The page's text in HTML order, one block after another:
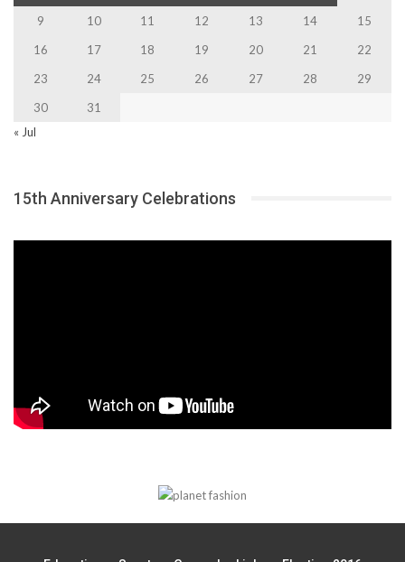
9
10 11 12 13 14
15
16
17 18 19 20 21
22
23
24 25 26 27 28
29
30
31
« Jul
15th Anniversary Celebrations